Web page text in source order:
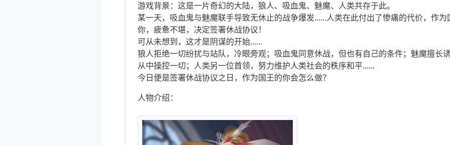
游戏背景：这是一片奇幻的大陆，狼人、吸血鬼、魅魔、人类共存于此。
某一天，吸血鬼与魅魔联手导致无休止的战争爆发......人类在此付出了惨痛的代价，作为
你，疲惫不堪，决定签署休战协议！
可从未想到，这才是阴谋的开始......
狼人拒绝一切纷扰与站队，冷眼旁观；吸血鬼同意休战，但也有自己的条件；魅魔擅长
从中操控一切；人类另一位首领，努力维护人类社会的秩序和平......
今日便是签署休战协议之日，作为国王的你会怎么做？
人物介绍：